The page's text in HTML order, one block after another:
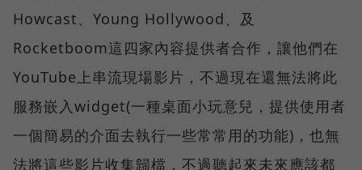
Howcast、Young Hollywood、及
Rocketboom這四家內容提供者合作，讓他們在
YouTube上串流現場影片，不過現在還無法將此
服務嵌入widget(一種桌面小玩意兒，提供使用者
一個簡易的介面去執行一些常常用的功能)，也無
法將這些影片收集歸檔，不過聽起來未來應該都